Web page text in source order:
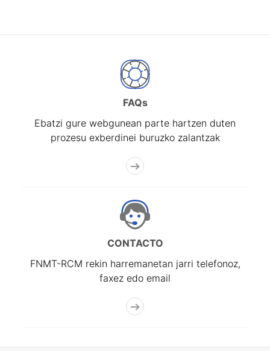
FAQs
Ebatzi gure webgunean parte hartzen duten
prozesu exberdinei buruzko zalantzak
CONTACTO
FNMT-RCM rekin harremanetan jarri telefonoz,
faxez edo email